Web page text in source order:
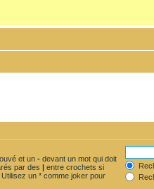
et un - devant un mot qui doit
par des | entre crochets si
un * comme joker pour